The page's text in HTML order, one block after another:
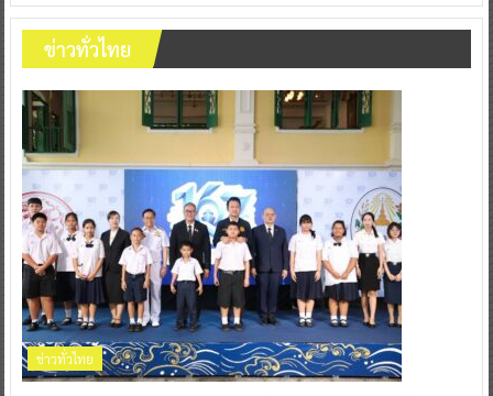
ข่าวทั่วไทย
ข่าวทั่วไทย